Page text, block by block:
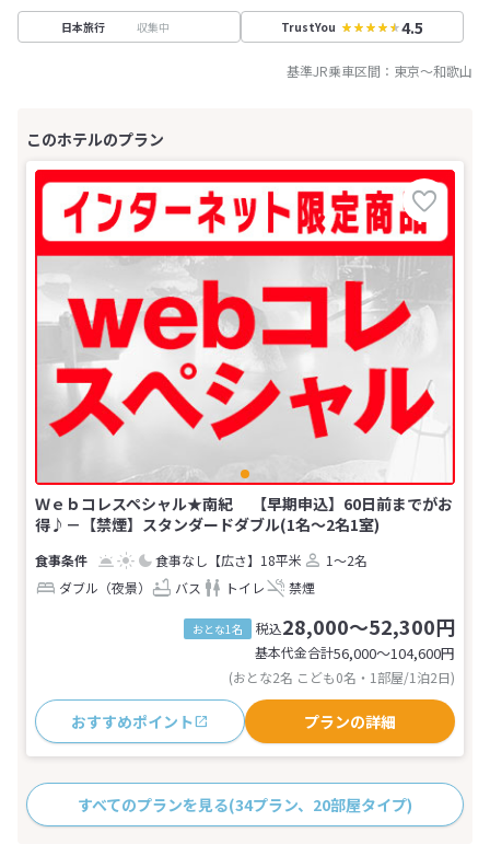
日本旅行 収集中 TrustYou 4.5
基準JR乗車区間： 東京～和歌山
Ｗｅｂコレスペシャル★南紀 【早期申込】60日前までがお
得♪－【禁煙】スタンダードダブル(1名～2名1室)
食事なし 【広さ】18平米
1～2名
ダブル（夜景）
バス トイレ 禁煙
おとな1名 税込28,000～52,300円
基本代金合計56,000〜104,600円
(おとな2名 こども0名・1部屋/1泊2日)
おすすめポイント プランの詳細
すべてのプランを見る(34プラン、20部屋タイプ)